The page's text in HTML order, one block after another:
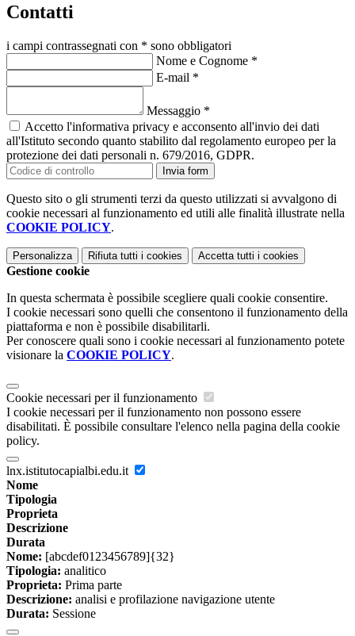
Contatti
i campi contrassegnati con * sono obbligatori
Nome e Cognome *
E-mail *
Messaggio *
Accetto l'informativa privacy e acconsento all'invio dei dati
all'Istituto secondo quanto stabilito dal regolamento europeo per la
protezione dei dati personali n. 679/2016, GDPR.
Invia form
Questo sito o gli strumenti terzi da questo utilizzati si avvalgono di
cookie necessari al funzionamento ed utili alle finalità illustrate nella
COOKIE POLICY.
Personalizza Rifiuta tutti i cookies Accetta tutti i cookies
Gestione cookie
In questa schermata è possibile scegliere quali cookie consentire.
I cookie necessari sono quelli che consentono il funzionamento della
piattaforma e non è possibile disabilitarli.
Per conoscere quali sono i cookie necessari al funzionamento potete
visionare la COOKIE POLICY.
Cookie necessari per il funzionamento
I cookie necessari per il funzionamento non possono essere
disabilitati. È possibile consultare l'elenco nella pagina della cookie
policy.
lnx.istitutocapialbi.edu.it
Nome
Tipologia
Proprieta
Descrizione
Durata
Nome: [abcdef0123456789]{32}
Tipologia: analitico
Proprieta: Prima parte
Descrizione: analisi e profilazione navigazione utente
Durata: Sessione